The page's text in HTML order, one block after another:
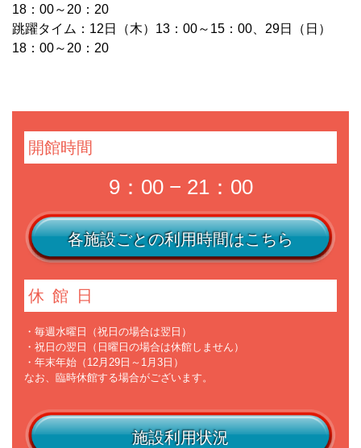
18：00～20：20
跳躍タイム：12日（木）13：00～15：00、29日（日）
18：00～20：20
開館時間
9：00 − 21：00
各施設ごとの利用時間はこちら
休館日
・毎週水曜日（祝日の場合は翌日）
・祝日の翌日（日曜日の場合は休館しません）
・年末年始（12月29日～1月3日）
なお、臨時休館する場合がございます。
施設利用状況